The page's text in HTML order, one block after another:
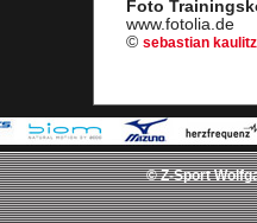
Foto
www.fotolia.de
© sebastian
© Z-Sport